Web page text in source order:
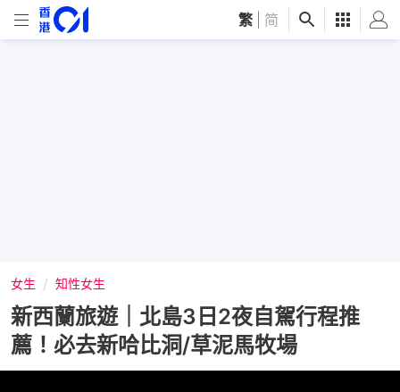
繁 简
女生 知性女生
新西蘭旅遊｜北島3日2夜自駕行程推
薦！必去新哈比洞/草泥馬牧場